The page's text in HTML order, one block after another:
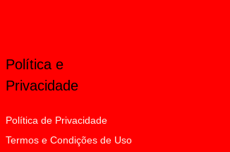
Política e
Privacidade
Política de Privacidade
Termos e Condições de Uso